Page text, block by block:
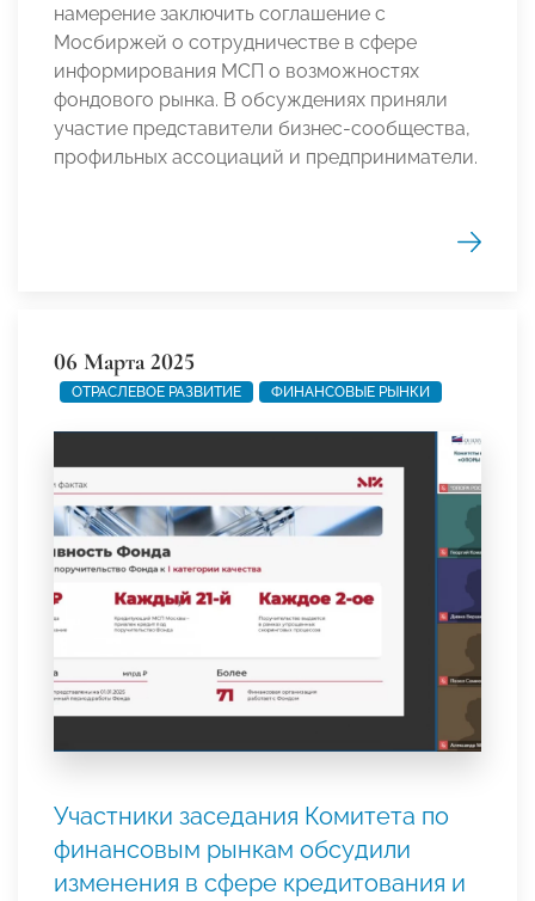
намерение заключить соглашение с
Мосбиржей о сотрудничестве в сфере
информирования МСП о возможностях
фондового рынка. В обсуждениях приняли
участие представители бизнес-сообщества,
профильных ассоциаций и предприниматели.
06 Марта 2025
ОТРАСЛЕВОЕ РАЗВИТИЕ ФИНАНСОВЫЕ РЫНКИ
Участники заседания Комитета по
финансовым рынкам обсудили
изменения в сфере кредитования и